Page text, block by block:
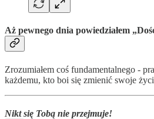
Aż pewnego dnia powiedziałem
Zrozumiałem coś fundamentalnego -
każdemu, kto boi się zmienić swoje
Nikt się Tobą nie przejmuje!